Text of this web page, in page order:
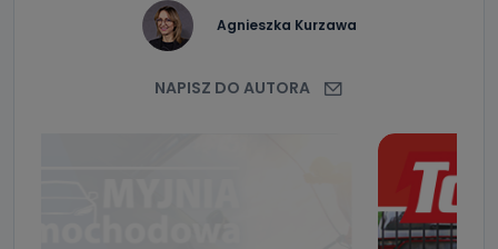
Agnieszka Kurzawa
NAPISZ DO AUTORA